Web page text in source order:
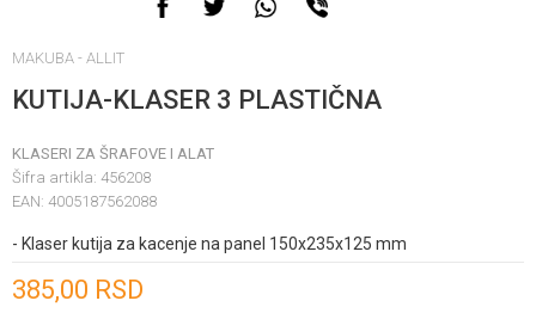
MAKUBA - ALLIT
KUTIJA-KLASER 3 PLASTIČNA
KLASERI ZA ŠRAFOVE I ALAT
Šifra artikla: 456208
EAN: 4005187562088
- Klaser kutija za kacenje na panel 150x235x125 mm
385,00 RSD